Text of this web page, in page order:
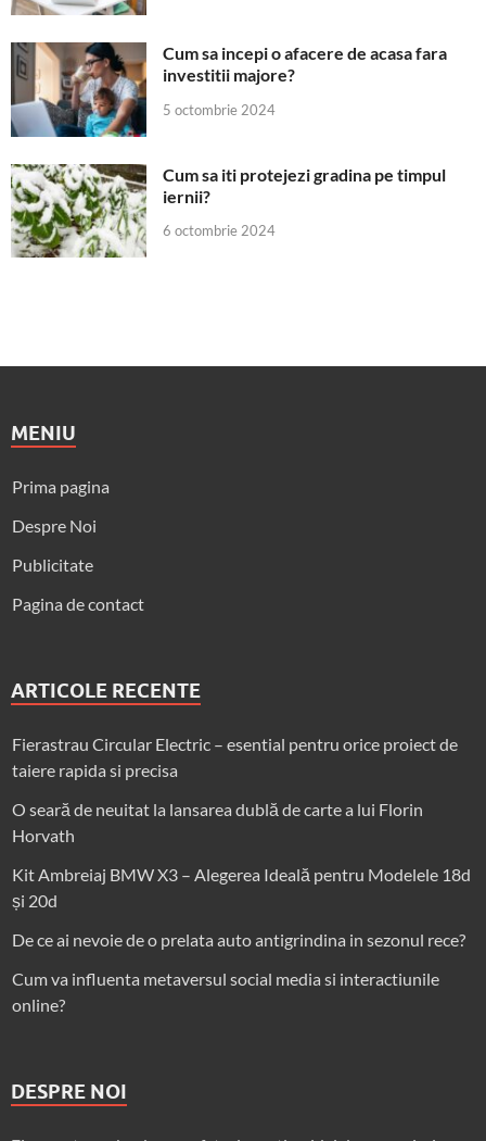
Cum sa incepi o afacere de acasa fara
investitii majore?
5 octombrie 2024
Cum sa iti protejezi gradina pe timpul
iernii?
6 octombrie 2024
MENIU
Prima pagina
Despre Noi
Publicitate
Pagina de contact
ARTICOLE RECENTE
Fierastrau Circular Electric – esential pentru orice proiect de
taiere rapida si precisa
O seară de neuitat la lansarea dublă de carte a lui Florin
Horvath
Kit Ambreiaj BMW X3 – Alegerea Ideală pentru Modelele 18d
și 20d
De ce ai nevoie de o prelata auto antigrindina in sezonul rece?
Cum va influenta metaversul social media si interactiunile
online?
DESPRE NOI